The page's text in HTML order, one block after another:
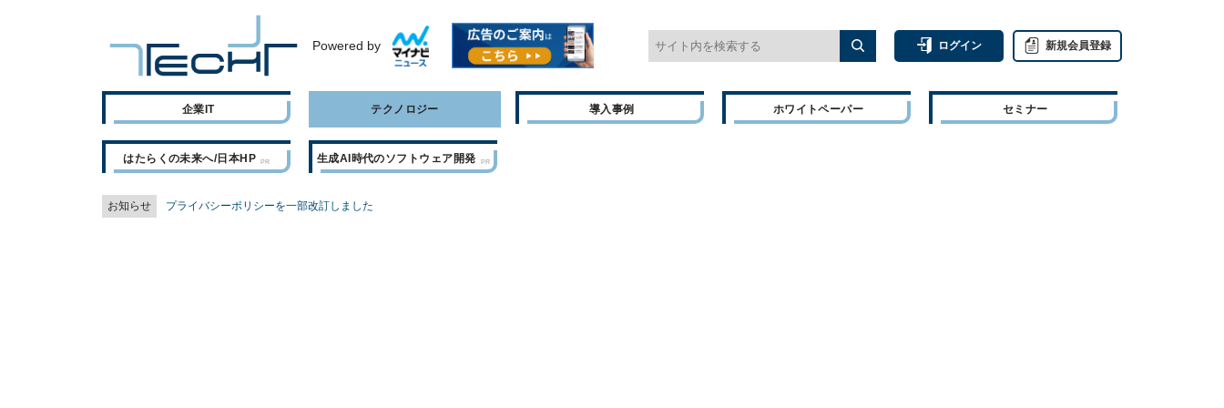
Powered by ログイン 新規会員登録
企業IT テクノロジー 導入事例 ホワイトペーパー セミナー
はたらくの未来へ/日本HP 生成AI時代のソフトウェア開発
お知らせ プライバシーポリシーを一部改訂しました